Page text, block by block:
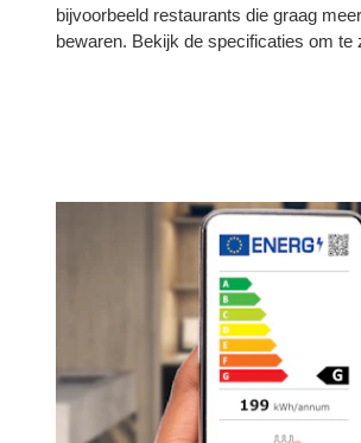
bijvoorbeeld restaurants die graag
bewaren. Bekijk de specificaties om